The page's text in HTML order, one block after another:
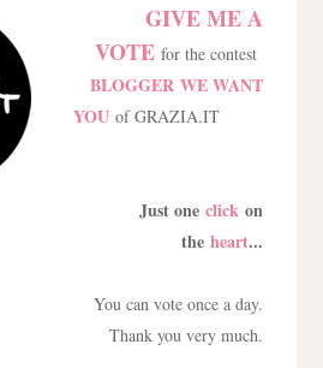
GIVE ME A
VOTEfor the contest
BLOGGER WE WANT
YOUof GRAZIA.IT
Just one clickon
the heart...
You can vote once a day.
Thank you very much.